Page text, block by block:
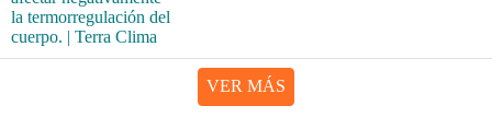
VER MÁS